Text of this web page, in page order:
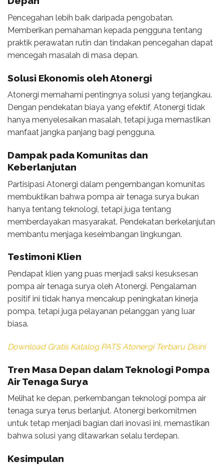
Pencegahan lebih baik daripada pengobatan.
Memberikan pemahaman kepada pengguna tentang
praktik perawatan rutin dan tindakan pencegahan dapat
mencegah masalah di masa depan.
Solusi Ekonomis oleh Atonergi
Atonergi memahami pentingnya solusi yang terjangkau.
Dengan pendekatan biaya yang efektif, Atonergi tidak
hanya menyelesaikan masalah, tetapi juga memastikan
manfaat jangka panjang bagi pengguna.
Dampak pada Komunitas dan
Keberlanjutan
Partisipasi Atonergi dalam pengembangan komunitas
membuktikan bahwa pompa air tenaga surya bukan
hanya tentang teknologi, tetapi juga tentang
memberdayakan masyarakat. Pendekatan berkelanjutan
membantu menjaga keseimbangan lingkungan.
Testimoni Klien
Pendapat klien yang puas menjadi saksi kesuksesan
pompa air tenaga surya oleh Atonergi. Pengalaman
positif ini tidak hanya mencakup peningkatan kinerja
pompa, tetapi juga pelayanan pelanggan yang luar
biasa.
Download Gratis Katalog PATS Atonergi Terbaru Disini
Tren Masa Depan dalam Teknologi Pompa
Air Tenaga Surya
Melihat ke depan, perkembangan teknologi pompa air
tenaga surya terus berlanjut. Atonergi berkomitmen
untuk tetap menjadi bagian dari inovasi ini, memastikan
bahwa solusi yang ditawarkan selalu terdepan.
Kesimpulan